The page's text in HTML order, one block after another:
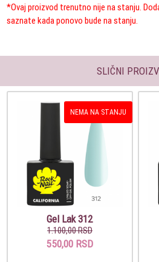
*Ovaj proizvod trenutno nije na stanju.
saznate kada ponovo bude na stanju.
SLIČNI
NEMA NA STANJU
Gel Lak 312
1.100,00 RSD
550,00 RSD